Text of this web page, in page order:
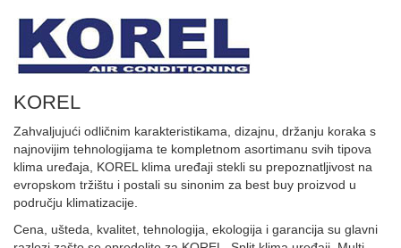
KOREL
Zahvaljujući odličnim karakteristikama, dizajnu, držanju koraka s
najnovijim tehnologijama te kompletnom asortimanu svih tipova
klima uređaja, KOREL klima uređaji stekli su prepoznatljivost na
evropskom tržištu i postali su sinonim za best buy proizvod u
području klimatizacije.
Cena, ušteda, kvalitet, tehnologija, ekologija i garancija su glavni